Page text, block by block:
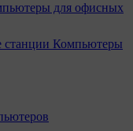
для офисных
станции Компьютеры